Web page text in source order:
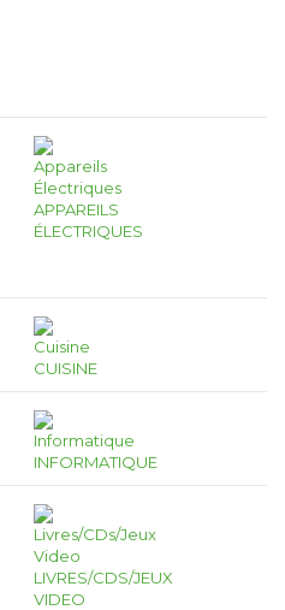
APPAREILS
ÉLECTRIQUES
CUISINE
INFORMATIQUE
LIVRES/CDS/JEUX
VIDEO